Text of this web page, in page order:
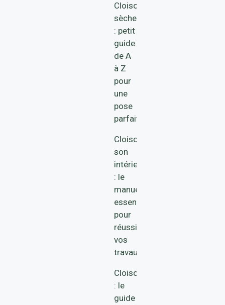
Cloison
sèche
: petit
guide
de A
à Z
pour
une
pose
parfaite
Cloisonner
son
intérieur
: le
manuel
essentiel
pour
réussir
vos
travaux
Cloison
: le
guide